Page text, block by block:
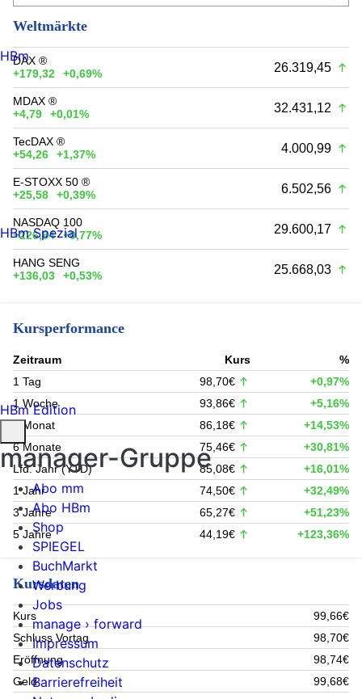
Weltmärkte
DAX ®
+179,32
+0,69% 26.319,45
MDAX ®
+4,79
+0,01% 32.431,12
TecDAX ®
+54,26
+1,37% 4.000,99
E-STOXX 50 ®
+25,58
+0,39% 6.502,56
NASDAQ 100
+226,84
+0,77% 29.600,17
HANG SENG
+136,03
+0,53% 25.668,03
Kursperformance
Zeitraum Kurs
%
1 Tag
98,70€
+0,97%
1 Woche
93,86€
+5,16%
1 Monat
86,18€
+14,53%
6 Monate
75,46€
+30,81%
Lfd. Jahr (YTD)
85,08€
+16,01%
1 Jahr
74,50€
+32,49%
3 Jahre
65,27€
+51,23%
5 Jahre
44,19€ +123,36%
Kursdaten
Kurs
99,66€
Schluss Vortag
98,70€
Eröffnung
98,74€
Geld
99,68€
HBm
HBm Spezial
HBm Edition
manager-Gruppe
Abo mm
Abo HBm
Shop
SPIEGEL
BuchMarkt
Werbung
Jobs
manage › forward
Impressum
Datenschutz
Barrierefreiheit